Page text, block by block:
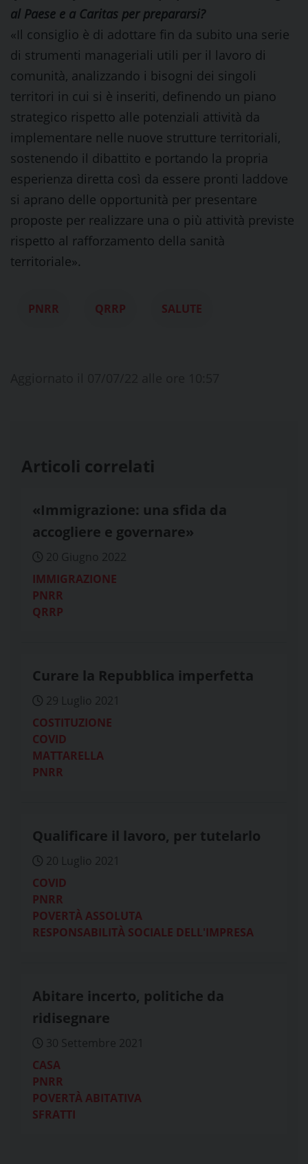
al Paese e a Caritas per prepararsi?
«Il consiglio è di adottare fin da subito una serie
di strumenti manageriali utili per il lavoro di
comunità, analizzando i bisogni dei singoli
territori in cui si è inseriti, definendo un piano
strategico rispetto alle potenziali attività da
implementare nelle nuove strutture territoriali,
sostenendo il dibattito e portando la propria
esperienza diretta così da essere pronti laddove
si aprano delle opportunità per presentare
proposte per realizzare una o più attività previste
rispetto al rafforzamento della sanità
territoriale».
PNRR QRRP SALUTE
Articoli correlati
«Immigrazione: una sfida da
accogliere e governare»
20 Giugno 2022
IMMIGRAZIONE
PNRR
QRRP
Curare la Repubblica imperfetta
29 Luglio 2021
COSTITUZIONE
COVID
MATTARELLA
PNRR
Qualificare il lavoro, per tutelarlo
20 Luglio 2021
COVID
PNRR
POVERTÀ ASSOLUTA
RESPONSABILITÀ SOCIALE DELL'IMPRESA
Abitare incerto, politiche da
ridisegnare
30 Settembre 2021
CASA
PNRR
POVERTÀ ABITATIVA
SFRATTI